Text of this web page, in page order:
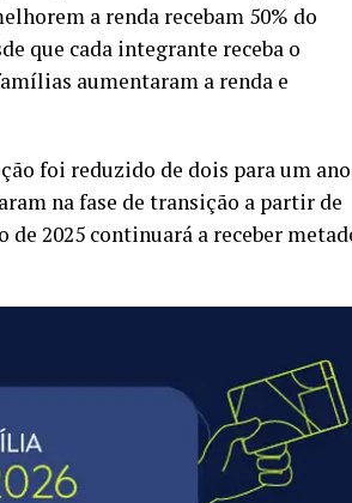
a renda recebam 50% do
que cada integrante receba o
aumentaram a renda e
foi reduzido de dois para um
na fase de transição a partir de
de 2025 continuará a receber